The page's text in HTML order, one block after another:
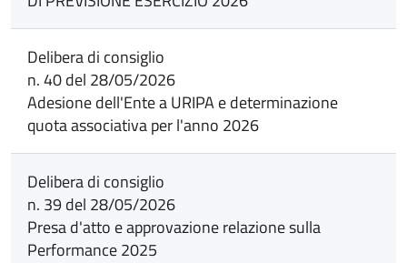
Delibera di consiglio
n. 40 del 28/05/2026
Adesione dell'Ente a URIPA e determinazione
quota associativa per l'anno 2026
Delibera di consiglio
n. 39 del 28/05/2026
Presa d'atto e approvazione relazione sulla
Performance 2025